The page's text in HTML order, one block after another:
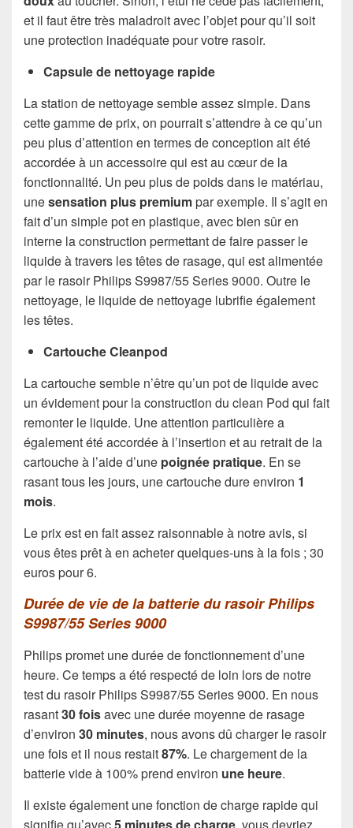
et il faut être très maladroit avec l’objet pour qu’il soit
une protection inadéquate pour votre rasoir.
Capsule de nettoyage rapide
La station de nettoyage semble assez simple. Dans
cette gamme de prix, on pourrait s’attendre à ce qu’un
peu plus d’attention en termes de conception ait été
accordée à un accessoire qui est au cœur de la
fonctionnalité. Un peu plus de poids dans le matériau,
unesensation plus premiumpar exemple. Il s’agit en
fait d’un simple pot en plastique, avec bien sûr en
interne la construction permettant de faire passer le
liquide à travers les têtes de rasage, qui est alimentée
par le rasoir Philips S9987/55 Series 9000. Outre le
nettoyage, le liquide de nettoyage lubrifie également
les têtes.
Cartouche Cleanpod
La cartouche semble n’être qu’un pot de liquide avec
un évidement pour la construction du clean Pod qui fait
remonter le liquide. Une attention particulière a
également été accordée à l’insertion et au retrait de la
cartouche à l’aide d’une poignée pratique. En se
rasant tous les jours, une cartouche dure environ 1
mois.
Le prix est en fait assez raisonnable à notre avis, si
vous êtes prêt à en acheter quelques-uns à la fois ; 30
euros pour 6.
Durée de vie de la batterie du rasoir Philips
S9987/55 Series 9000
Philips promet une durée de fonctionnement d’une
heure. Ce temps a été respecté de loin lors de notre
test du rasoir Philips S9987/55 Series 9000. En nous
rasant30 foisavec une durée moyenne de rasage
d’environ 30 minutes, nous avons dû charger le rasoir
une fois et il nous restait87%. Le chargement de la
batterie vide à 100% prend environ une heure.
Il existe également une fonction de charge rapide qui
signifie qu’avec5 minutes de charge, vous devriez